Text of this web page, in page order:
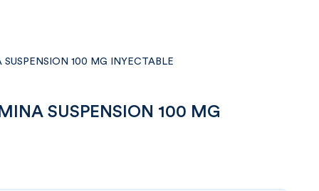
100 MG INYECTABLE
SUSPENSION 100 MG